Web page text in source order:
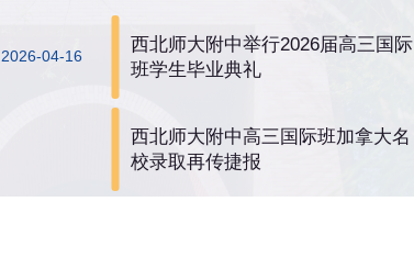
2026-04-16
西北师大附中举行2026届高三国际
班学生毕业典礼
西北师大附中高三国际班加拿大名
校录取再传捷报